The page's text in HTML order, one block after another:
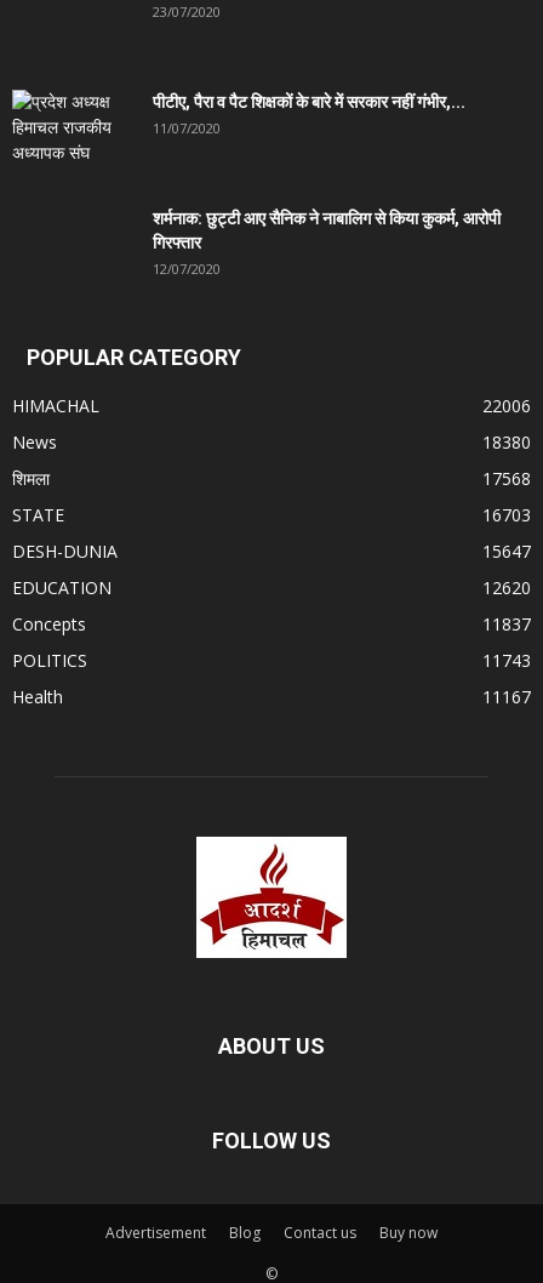
23/07/2020
पीटीए, पैरा व पैट शिक्षकों के बारे में सरकार नहीं गंभीर,...
11/07/2020
शर्मनाक: छुट्टी आए सैनिक ने नाबालिग से किया कुकर्म, आरोपी
गिरफ्तार
12/07/2020
POPULAR CATEGORY
HIMACHAL
22006
News
18380
शिमला
17568
STATE
16703
DESH-DUNIA
15647
EDUCATION
12620
Concepts
11837
POLITICS
11743
Health
11167
ABOUT US
FOLLOW US
Advertisement Blog Contact us
Buy now
©